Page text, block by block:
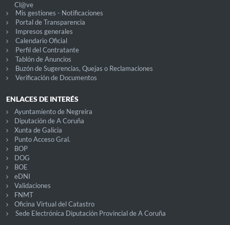
Cl@ve
Mis gestiones - Notificaciones
Portal de Transparencia
Impresos generales
Calendario Oficial
Perfil del Contratante
Tablón de Anuncios
Buzón de Sugerencias, Quejas o Reclamaciones
Verificación de Documentos
ENLACES DE INTERÉS
Ayuntamiento de Negreira
Diputación de A Coruña
Xunta de Galicia
Punto Acceso Gral.
BOP
DOG
BOE
eDNI
Validaciones
FNMT
Oficina Virtual del Catastro
Sede Electrónica Diputación Provincial de A Coruña